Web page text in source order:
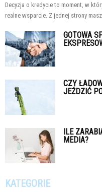
Decyzja o kredycie to moment, w
realne wsparcie. Z jednej strony
GOTOWA
CZY
JEŹDZIĆ
ILE
MEDIA?
KATEGORIE